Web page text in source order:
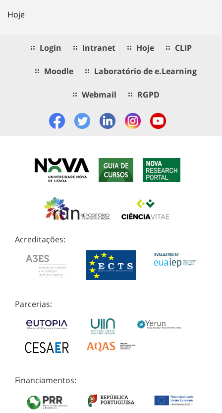
Hoje
Login Intranet Hoje CLIP
Moodle Laboratório de e.Learning
Webmail RGPD
Acreditações:
Parcerias:
Financiamentos: